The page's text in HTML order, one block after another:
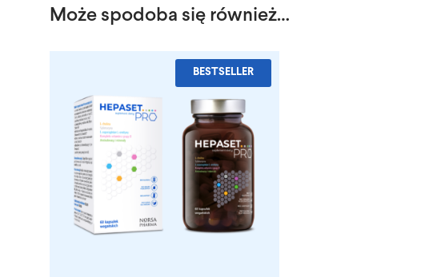
Może spodoba się również…
BESTSELLER